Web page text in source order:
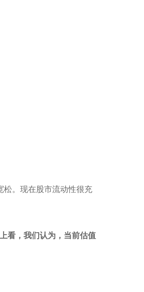
松。现在股市流动性很充
看，我们认为，当前估值